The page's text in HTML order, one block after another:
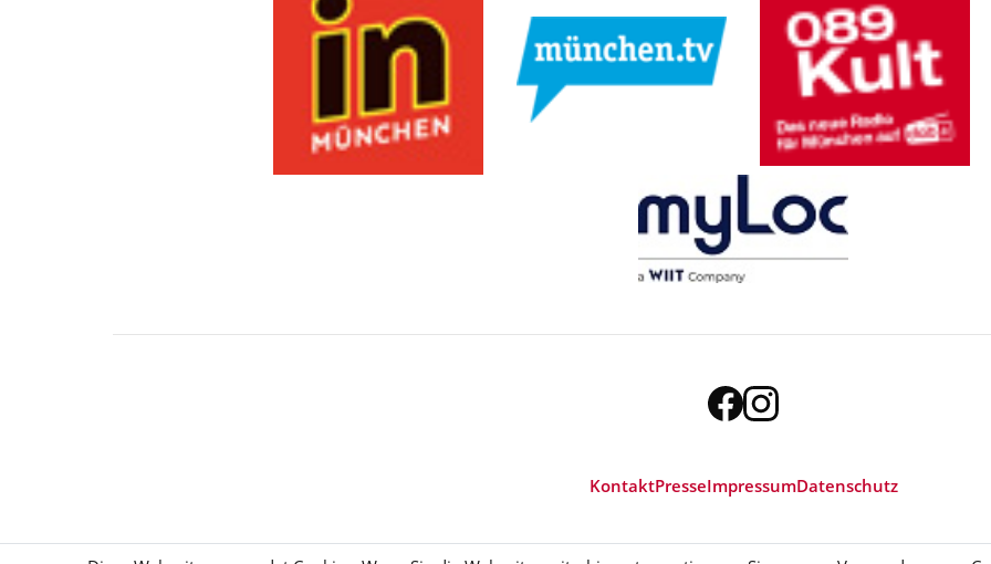
KontaktPresseImpressumDatenschutz